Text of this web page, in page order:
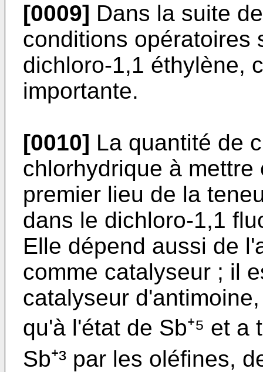
[0009] Dans la suite
conditions opératoires
dichloro-1,1 éthylène,
importante.
[0010] La quantité de
chlorhydrique à
premier lieu de la
dans le dichloro-1,1
Elle dépend aussi de
comme catalyseur ; il
catalyseur
qu'à l'état de Sb⁺⁵ et
Sb⁺³ par les oléfines,